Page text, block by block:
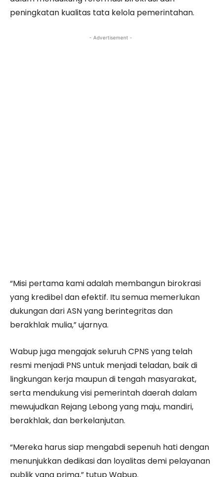
peningkatan kualitas tata kelola pemerintahan.
- Advertisement -
“Misi pertama kami adalah membangun birokrasi
yang kredibel dan efektif. Itu semua memerlukan
dukungan dari ASN yang berintegritas dan
berakhlak mulia,” ujarnya.
Wabup juga mengajak seluruh CPNS yang telah
resmi menjadi PNS untuk menjadi teladan, baik di
lingkungan kerja maupun di tengah masyarakat,
serta mendukung visi pemerintah daerah dalam
mewujudkan Rejang Lebong yang maju, mandiri,
berakhlak, dan berkelanjutan.
“Mereka harus siap mengabdi sepenuh hati dengan
menunjukkan dedikasi dan loyalitas demi pelayanan